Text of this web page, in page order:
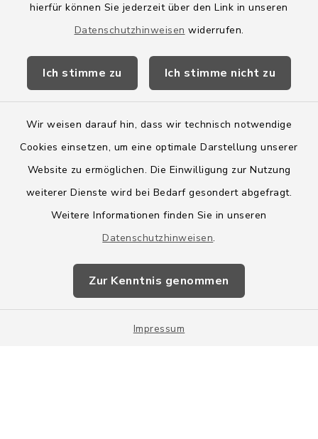
hierfür können Sie jederzeit über den Link in unseren
Datenschutzhinweisen widerrufen.
Ich stimme zu Ich stimme nicht zu
Wir weisen darauf hin, dass wir technisch notwendige
Cookies einsetzen, um eine optimale Darstellung unserer
Website zu ermöglichen. Die Einwilligung zur Nutzung
weiterer Dienste wird bei Bedarf gesondert abgefragt.
Weitere Informationen finden Sie in unseren
Datenschutzhinweisen.
Zur Kenntnis genommen
Impressum
Amtsbroschüre
Wege-Zweckverband
Barrierefreiheit
Impressum
Sitemap